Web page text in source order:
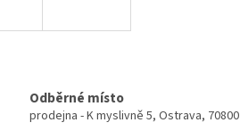
Odběrné místo
prodejna - K myslivně 5, Ostrava, 70800